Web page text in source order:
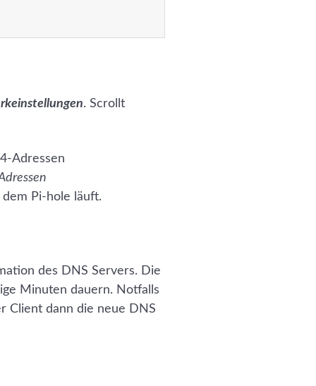
. Scrollt
Pi-hole läuft.
des DNS Servers. Die
Minuten dauern. Notfalls
Client dann die neue DNS